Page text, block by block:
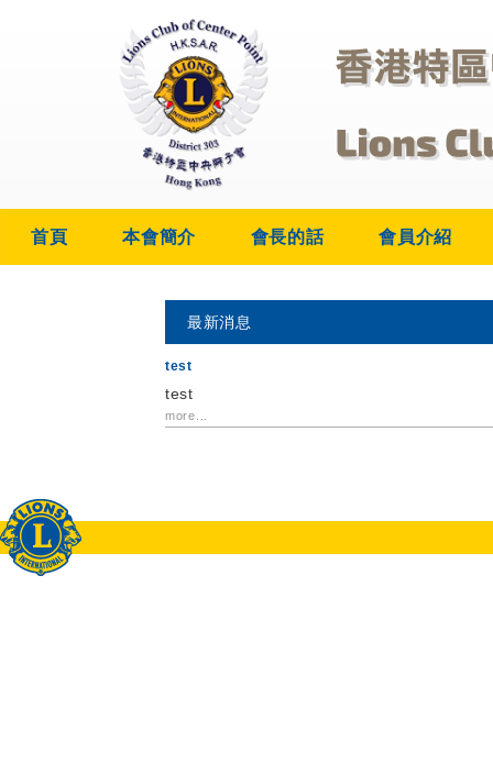
首頁 本會簡介 會長的話 會員介紹
最新消息
test
test
more...